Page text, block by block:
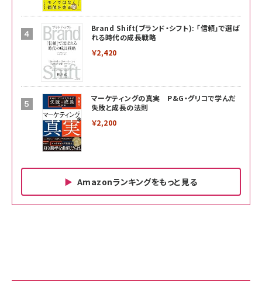
Brand Shift(ブランド・シフト): 「信頼」で選ば
れる時代の成長戦略
￥2,420
マーケティングの真実 P&G・グリコで学んだ
失敗と成長の法則
￥2,200
Amazonランキングをもっと見る
￥880
サポート正規品 メーカー保証5年 KLMEA128G
サポート正規品 メーカー保証5年 KLMEA128G